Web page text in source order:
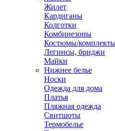
Жилет
Кардиганы
Колготки
Комбинезоны
Костюмы/
Легинсы, бриджи
Майки
Нижнее белье
Носки
Одежда для дома
Платья
Пляжная одежда
Свитшоты
Термобелье